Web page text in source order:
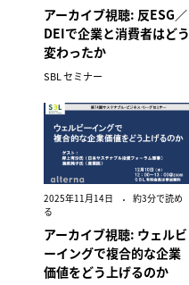
アーカイブ視聴: 反ESG／
DEIで企業と消費者はどう
変わったか
SBL セミナー
2025年11月14日
約3分で読め
る
アーカイブ視聴: ウェルビ
ーイングで複合的な企業
価値をどう上げるのか